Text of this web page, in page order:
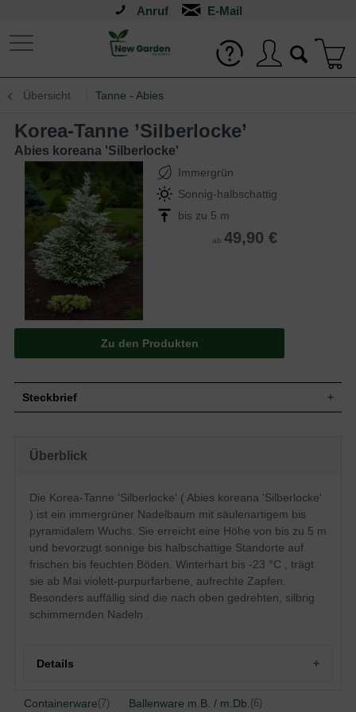
Anruf
Übersicht Tanne - Abies
Korea-Tanne ’Silberlocke’
Abies koreana 'Silberlocke'
Immergrün
Sonnig-halbschattig
bis zu 5 m
ab 49,90 €
Zu den Produkten
Steckbrief
Wuchs
Blatt
Immergrün, Nadeln, Oberseite dunkelgrün
glänzend
Frucht
Aufrecht, zylindrische Zapfen, bis zu 7 cm
lang und 2,5 cm dick, vor der entgültigen
Reife auffällig violettpurpur, später braun
Blüte
Geschlechtsreif nach ca. 30 Jahren,
unscheinbare Blütenzapfen
Blütezeit
Mai bis Juni
Wurzeln
Überblick
Die Korea-Tanne 'Silberlocke' ( Abies koreana 'Silberlocke'
) ist ein immergrüner Nadelbaum mit säulenartigem bis
pyramidalem Wuchs. Sie erreicht eine Höhe von bis zu 5 m
und bevorzugt sonnige bis halbschattige Standorte auf
frischen bis feuchten Böden. Winterhart bis -23 °C , trägt
sie ab Mai violett-purpurfarbene, aufrechte Zapfen.
Besonders auffällig sind die nach oben gedrehten, silbrig
schimmernden Nadeln .
Details
Herkunft und Besonderheiten der Abis koreana
Containerware(7) Ballenware m.B. / m.Db. (6)